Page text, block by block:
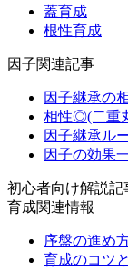
蓋育成
根性育成
因子関連記事
因子継承の
相性◎(二重
因子継承ル
因子の効果
初心者向け解説記
育成関連情報
序盤の進め
育成のコツ